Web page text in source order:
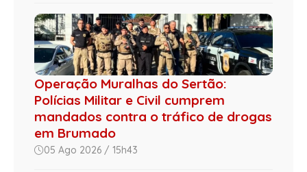
Operação Muralhas do Sertão:
Polícias Militar e Civil cumprem
mandados contra o tráfico de drogas
em Brumado
05 Ago 2026 / 15h43